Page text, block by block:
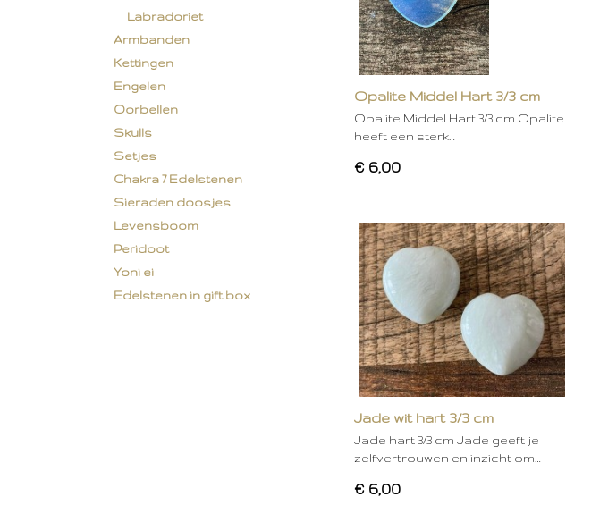
Labradoriet
Armbanden
Kettingen
Engelen
Oorbellen
Skulls
Setjes
Chakra 7 Edelstenen
Sieraden doosjes
Levensboom
Peridoot
Yoni ei
Edelstenen in gift box
Opalite Middel Hart 3/3 cm
Opalite Middel Hart 3/3 cm Opalite
heeft een sterk…
€ 6,00
Jade wit hart 3/3 cm
Jade hart 3/3 cm Jade geeft je
zelfvertrouwen en inzicht om…
€ 6,00